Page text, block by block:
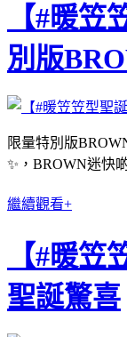
【#暖
別版
限量特別版
✨，BROWN迷快
繼續觀看+
【#暖
聖誕驚喜